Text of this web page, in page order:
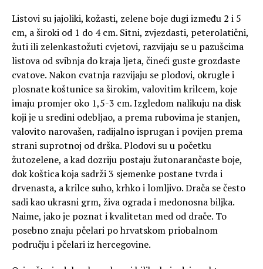
Listovi su jajoliki, kožasti, zelene boje dugi između 2 i 5
cm, a široki od 1 do 4 cm. Sitni, zvjezdasti, peterolatični,
žuti ili zelenkastožuti cvjetovi, razvijaju se u pazušcima
listova od svibnja do kraja ljeta, čineći guste grozdaste
cvatove. Nakon cvatnja razvijaju se plodovi, okrugle i
plosnate koštunice sa širokim, valovitim krilcem, koje
imaju promjer oko 1,5-3 cm. Izgledom nalikuju na disk
koji je u sredini odebljao, a prema rubovima je stanjen,
valovito narovašen, radijalno isprugan i povijen prema
strani suprotnoj od drška. Plodovi su u početku
žutozelene, a kad dozriju postaju žutonarančaste boje,
dok koštica koja sadrži 3 sjemenke postane tvrda i
drvenasta, a krilce suho, krhko i lomljivo. Drača se često
sadi kao ukrasni grm, živa ograda i medonosna biljka.
Naime, jako je poznat i kvalitetan med od drače. To
posebno znaju pčelari po hrvatskom priobalnom
području i pčelari iz hercegovine.